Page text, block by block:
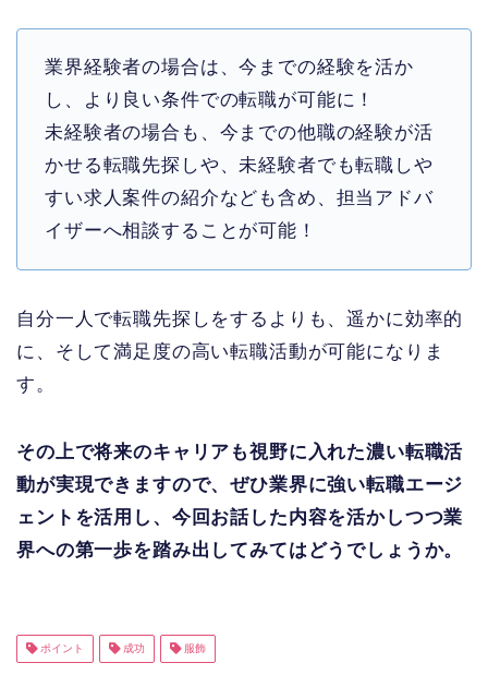
業界経験者の場合は、今までの経験を活か
し、より良い条件での転職が可能に！
未経験者の場合も、今までの他職の経験が活
かせる転職先探しや、未経験者でも転職しや
すい求人案件の紹介なども含め、担当アドバ
イザーへ相談することが可能！
自分一人で転職先探しをするよりも、遥かに効率的
に、そして満足度の高い転職活動が可能になりま
す。
その上で将来のキャリアも視野に入れた濃い転職活
動が実現できますので、ぜひ業界に強い転職エージ
ェントを活用し、今回お話した内容を活かしつつ業
界への第一歩を踏み出してみてはどうでしょうか。
ポイント 成功 服飾